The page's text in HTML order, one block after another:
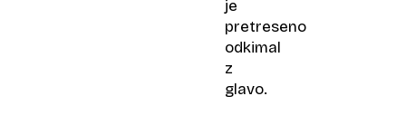
je
pretreseno
odkimal
z
glavo.